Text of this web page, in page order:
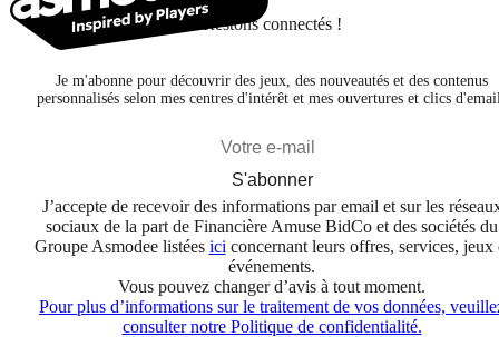
Restons connectés !
Je m'abonne pour découvrir des jeux, des nouveautés et des contenus
personnalisés selon mes centres d'intérêt et mes ouvertures et clics
S'abonner
J’accepte de recevoir des informations par email et sur les
sociaux de la part de Financière Amuse BidCo et des sociétés du
Groupe Asmodee listées ici concernant leurs offres, services, jeux
événements.
Vous pouvez changer d’avis à tout moment.
Pour plus d’informations sur le traitement de vos données,
consulter notre Politique de confidentialité.